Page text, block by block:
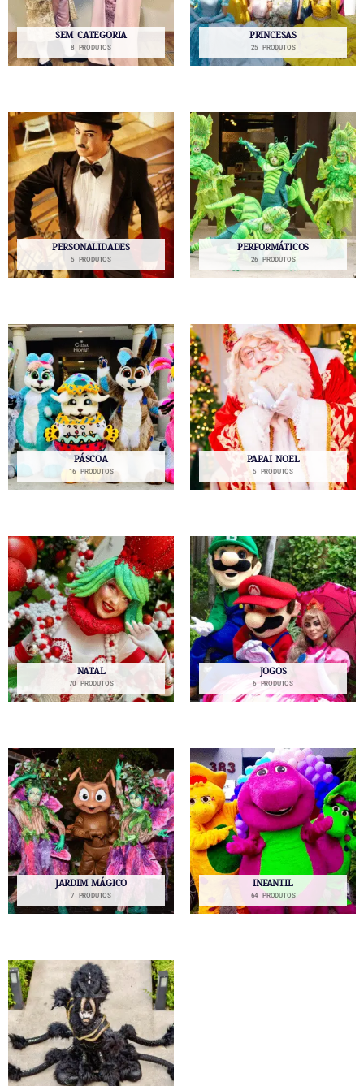
SEM CATEGORIA
8 PRODUTOS
PRINCESAS
25 PRODUTOS
PERSONALIDADES
5 PRODUTOS
PERFORMÁTICOS
26 PRODUTOS
PÁSCOA
16 PRODUTOS
PAPAI NOEL
5 PRODUTOS
NATAL
70 PRODUTOS
JOGOS
6 PRODUTOS
JARDIM MÁGICO
7 PRODUTOS
INFANTIL
64 PRODUTOS